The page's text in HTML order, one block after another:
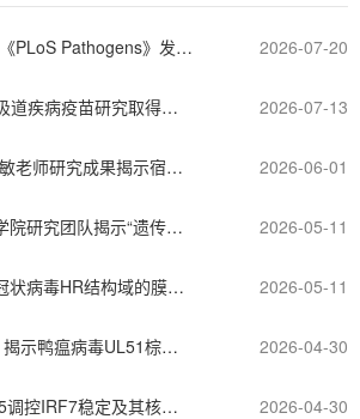
陈舜/程安春团队在《PLoS Pathogens》发文揭示正黄病毒NS1糖基化调控子代病毒粒子组装新机制 2026-07-20
四川农业大学猪呼吸道疾病疫苗研究取得系列重要成果 2026-07-13
NC | 动医学院欧旭敏老师研究成果揭示宿主tRNA组在干扰素应答和病毒感染中的二重性 2026-06-01
NAR | 我校动物医学院研究团队揭示“遗传密码摆动识别”的分子基础 2026-05-11
JMC | 靶向猪丁型冠状病毒HR结构域的膜融合抑制肽及其抗病毒活性 2026-05-11
PLOS Pathogens | 揭示鸭瘟病毒UL51棕榈酰化修饰促进病毒复制与致病的机制 2026-04-30
mBio | 揭示TRIM25调控IRF7稳定及其核转位促进抗病毒天然免疫机制 2026-04-30